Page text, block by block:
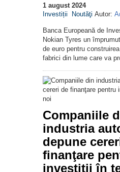
1 august 2024
Investiții
Noutăţi Autor:
Banca Europeană de
Nokian Tyres un
de euro pentru
fabrici din lume care va
Companiile
industria
depune
finanţare
investiţii în